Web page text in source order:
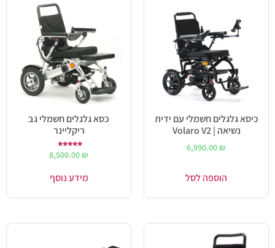
כיסא גלגלים חשמלי עם ידית
נשיאה | Volaro V2
6,990.00 ₪
הוספה לסל
כסא גלגלים חשמלי גב
ריקליינר
5.00
8,500.00 ₪
מידע נוסף